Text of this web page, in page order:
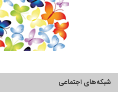
شبکه‌های اجتماعی